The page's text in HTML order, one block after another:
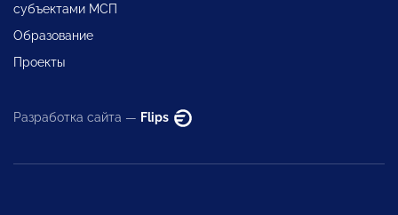
субъектами МСП
Образование
Проекты
Разработка сайта — Flips